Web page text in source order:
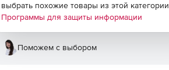
выбрать похожие товары из этой категории
Программы для защиты информации
Поможем с выбором